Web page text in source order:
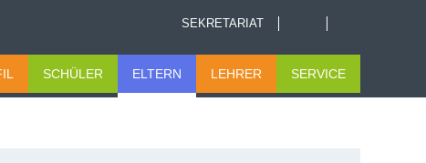
SEKRETARIAT
SCHÜLER ELTERN LEHRER SERVICE